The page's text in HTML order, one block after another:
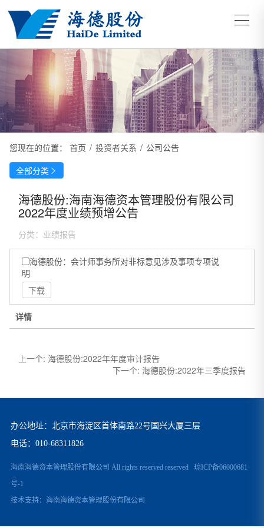
您现在的位置： 首页 / 投资者关系 / 公司公告
全部分类
海德股份:海南海德资本管理股份有限公司
2022年度业绩预增公告
分类： 业绩报告
海德股份：会计师事务所对非标意见涉及事项专项说
明
下载
详情
上一个: 海德股份:2022年年度审计报告
下一个: 海德股份:2022年三季度报告
办公地址：北京市海淀区首体南路22号国兴大厦三层
电话： 010-68311826
海南海德资本管理股份有限公司 All rights reserved reserved 琼ICP备06000681
号-1
技术支持： 海南海德资本管理股份有限公司